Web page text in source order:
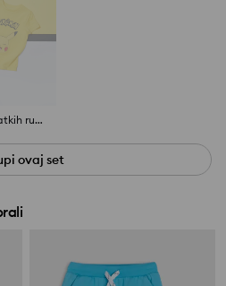
Majica kratkih rukava Pokémon
ovaj set